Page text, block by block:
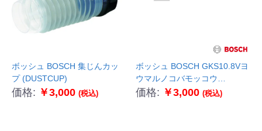
ボッシュ BOSCH 集じんカッ
プ (DUSTCUP)
価格: ￥3,000 (税込)
ボッシュ BOSCH GKS10.8Vヨ
ウマルノコバモッコウ
(1619P11768)
価格: ￥3,000 (税込)